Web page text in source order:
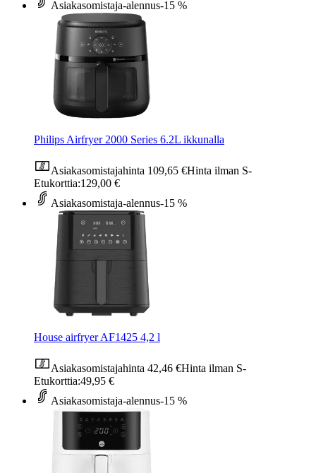
Asiakasomistaja-alennus-15 %
Philips Airfryer 2000 Series 6.2L ikkunalla
Asiakasomistajahinta 109,65 €Hinta ilman S-
Etukorttia:129,00 €
Asiakasomistaja-alennus-15 %
House airfryer AF1425 4,2 l
Asiakasomistajahinta 42,46 €Hinta ilman S-
Etukorttia:49,95 €
Asiakasomistaja-alennus-15 %